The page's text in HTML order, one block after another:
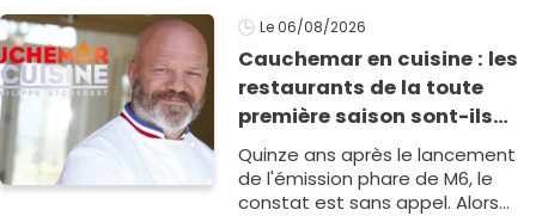
? Voici une astuce que vous allez
adorer.
Le 06/08/2026
Cauchemar en cuisine : les
restaurants de la toute
première saison sont-ils
encore ouverts ?
Quinze ans après le lancement
de l'émission phare de M6, le
constat est sans appel. Alors